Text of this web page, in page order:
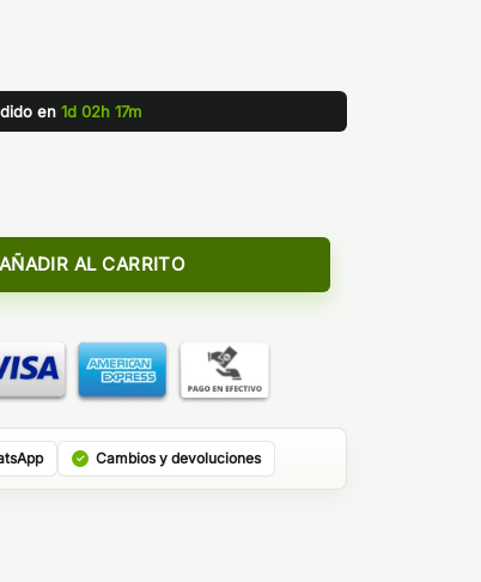
en 1d 02h 17m
Bar Juice 10ml/120 (Longfill) cantidad
AÑADIR AL CARRITO
Cambios y devoluciones